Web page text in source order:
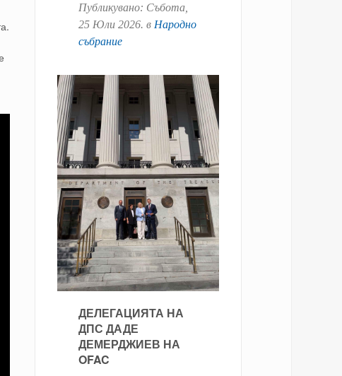
Публикувано: Събота,
25 Юли 2026. в Народно
събрание
ДЕЛЕГАЦИЯТА НА
ДПС ДАДЕ
ДЕМЕРДЖИЕВ НА
OFAC